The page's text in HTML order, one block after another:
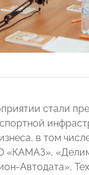
стали
в том
«КАМАЗ»,
Автодата»,